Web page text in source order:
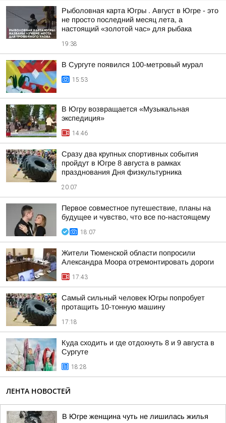
Рыболовная карта Югры . Август в Югре - это
не просто последний месяц лета, а
настоящий «золотой час» для рыбака
19:38
В Сургуте появился 100-метровый мурал
15:53
В Югру возвращается «Музыкальная
экспедиция»
14:46
Сразу два крупных спортивных события
пройдут в Югре 8 августа в рамках
празднования Дня физкультурника
20:07
Первое совместное путешествие, планы на
будущее и чувство, что все по-настоящему
18:07
Жители Тюменской области попросили
Александра Моора отремонтировать дороги
17:43
Самый сильный человек Югры попробует
протащить 10-тонную машину
17:18
Куда сходить и где отдохнуть 8 и 9 августа в
Сургуте
18:28
ЛЕНТА НОВОСТЕЙ
В Югре женщина чуть не лишилась жилья